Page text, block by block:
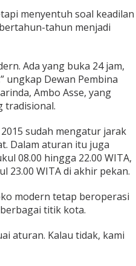
menyentuh soal keadilan
tahun menjadi
Ada yang buka 24 jam,
ungkap Dewan Pembina
Ambo Asse, yang
tradisional.
sudah mengatur jarak
Dalam aturan itu juga
08.00 hingga 22.00 WITA,
23.00 WITA di akhir pekan.
modern tetap beroperasi
titik kota.
aturan. Kalau tidak, kami